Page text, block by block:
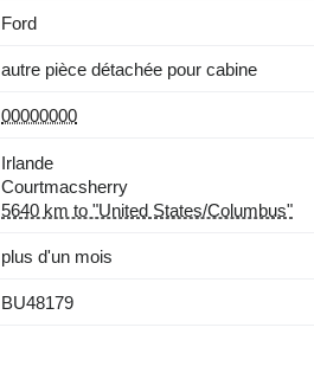
Ford
autre pièce détachée pour cabine
00000000
Irlande
Courtmacsherry
5640 km to "United States/Columbus"
plus d'un mois
BU48179